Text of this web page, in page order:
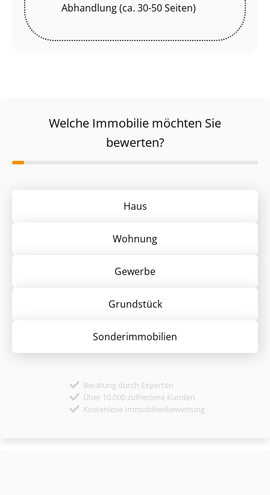
Abhandlung (ca. 30-50 Seiten)
Welche Immobilie möchten Sie
bewerten?
Haus
Wohnung
Gewerbe
Grund­stück
Sonder­immobilien
Beratung durch Experten
Über 10.000 zufriedene Kunden
Kostenlose Immobilienbewertung